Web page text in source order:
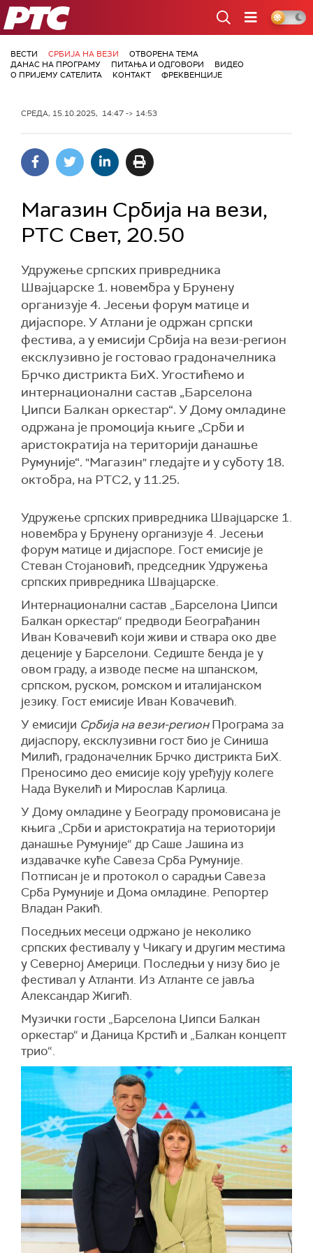
РТС
ВЕСТИ СРБИЈА НА ВЕЗИ
ОТВОРЕНА ТЕМА
ДАНАС НА ПРОГРАМУ
ПИТАЊА И ОДГОВОРИ
ВИДЕО
О ПРИЈЕМУ САТЕЛИТА
КОНТАКТ ФРЕКВЕНЦИЈЕ
СРЕДА, 15.10.2025, 14:47 -> 14:53
Магазин Србија на вези,
РТС Свет, 20.50
Удружење српских привредника
Швајцарске 1. новембра у Брунену
организује 4. Јесењи форум матице и
дијаспоре. У Атлани је одржан српски
фестива, а у емисији Србија на вези-регион
ексклузивно је гостовао градоначелника
Брчко дистрикта БиХ. Угостићемо и
интернационални састав „Барселона
Џипси Балкан оркестар“. У Дому омладине
одржана је промоција књиге „Срби и
аристократија на територији данашње
Румуније“. "Магазин" гледајте и у суботу 18.
октобра, на РТС2, у 11.25.
Удружење српских привредника Швајцарске 1.
новембра у Брунену организује 4. Јесењи
форум матице и дијаспоре. Гост емисије је
Стеван Стојановић, председник Удружења
српских привредника Швајцарске.
Интернационални састав „Барселона Џипси
Балкан оркестар“ предводи Београђанин
Иван Ковачевић који живи и ствара око две
деценије у Барселони. Седиште бенда је у
овом граду, а изводе песме на шпанском,
српском, руском, ромском и италијанском
језику. Гост емисије Иван Ковачевић.
У емисији Србија на вези-регионПрограма за
дијаспору, ексклузивни гост био је Синиша
Милић, градоначелник Брчко дистрикта БиХ.
Преносимо део емисије коју уређују колеге
Нада Вукелић и Мирослав Карлица.
У Дому омладине у Београду промовисана је
књига „Срби и аристократија на териоторији
данашње Румуније“ др Саше Јашина из
издавачке куће Савеза Срба Румуније.
Потписан је и протокол о сарадњи Савеза
Срба Румуније и Дома омладине. Репортер
Владан Ракић.
Поседњих месеци одржано је неколико
српских фестивалу у Чикагу и другим местима
у Северној Америци. Последњи у низу био је
фестивал у Атланти. Из Атланте се јавља
Александар Жигић.
Музички гости „Барселона Џипси Балкан
оркестар“ и Даница Крстић и „Балкан концепт
трио“.